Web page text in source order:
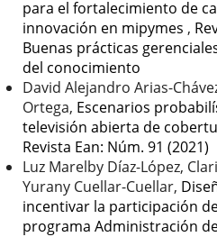
para el fortalecimiento de
innovación en mipymes ,
Buenas prácticas
del conocimiento
David Alejandro Arias-
Ortega, Escenarios
televisión abierta de
Revista Ean: Núm. 91 (2021)
Luz Marelby Díaz-López,
Yurany Cuellar-Cuellar,
incentivar la participación
programa Administración